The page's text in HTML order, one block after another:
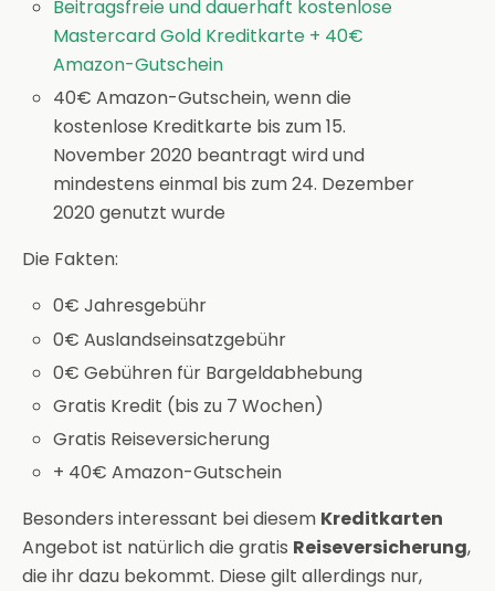
Beitragsfreie und dauerhaft kostenlose
Mastercard Gold Kreditkarte + 40€
Amazon-Gutschein
40€ Amazon-Gutschein, wenn die
kostenlose Kreditkarte bis zum 15.
November 2020 beantragt wird und
mindestens einmal bis zum 24. Dezember
2020 genutzt wurde
Die Fakten:
0€ Jahresgebühr
0€ Auslandseinsatzgebühr
0€ Gebühren für Bargeldabhebung
Gratis Kredit (bis zu 7 Wochen)
Gratis Reiseversicherung
+ 40€ Amazon-Gutschein
Besonders interessant bei diesem Kreditkarten
Angebot ist natürlich die gratis Reiseversicherung,
die ihr dazu bekommt. Diese gilt allerdings nur,